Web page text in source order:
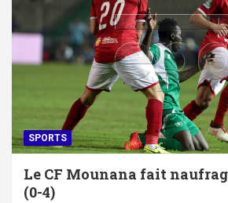
SPORTS
Le CF Mounana fait
(0-4)